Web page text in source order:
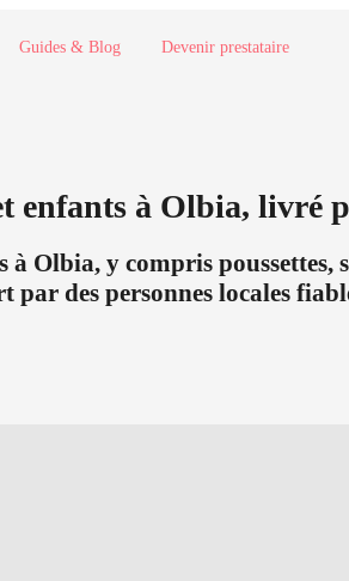
Guides & Blog Devenir prestataire
enfants à Olbia, livré
Olbia, y compris
des personnes locales